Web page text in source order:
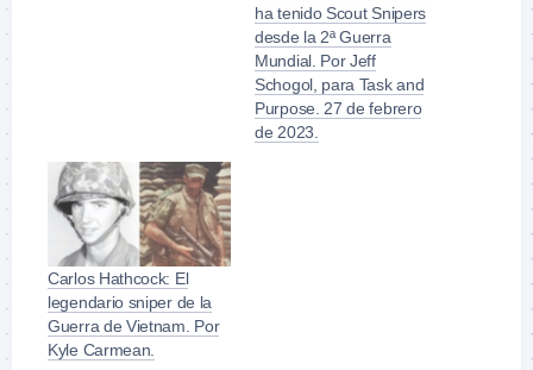
ha tenido Scout Snipers
desde la 2ª Guerra
Mundial. Por Jeff
Schogol, para Task and
Purpose. 27 de febrero
de 2023.
Carlos Hathcock: El
legendario sniper de la
Guerra de Vietnam. Por
Kyle Carmean.